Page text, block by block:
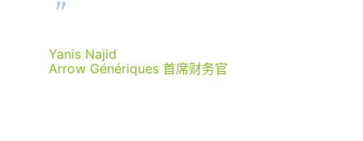
Yanis Najid
Arrow Génériques 首席财务官